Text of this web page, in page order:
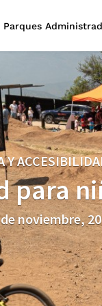
Parques
Y
para
noviembre,